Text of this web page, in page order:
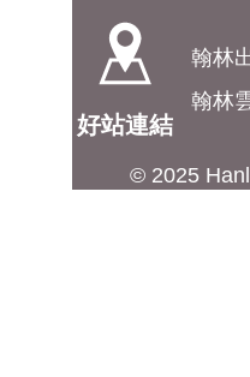
好站連結
翰林
翰林
© 2025